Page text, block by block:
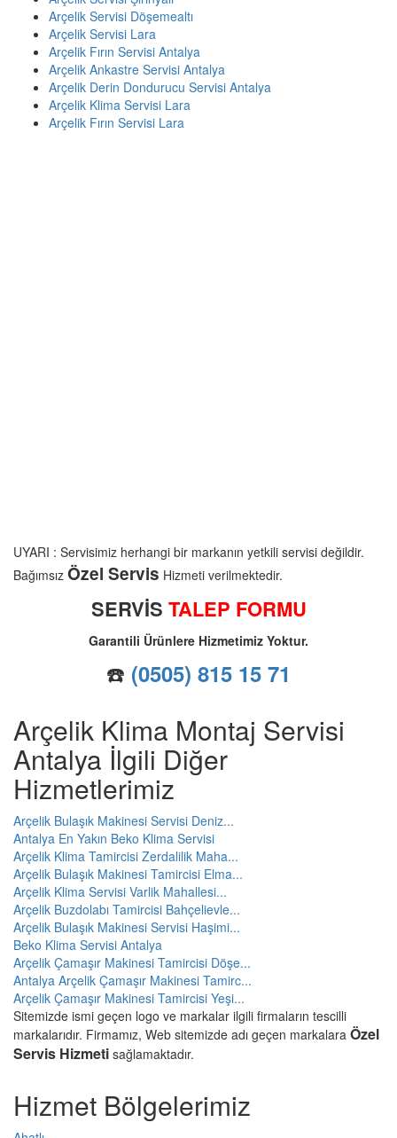
Arçelik Servisi Döşemealtı
Arçelik Servisi Lara
Arçelik Fırın Servisi Antalya
Arçelik Ankastre Servisi Antalya
Arçelik Derin Dondurucu Servisi Antalya
Arçelik Klima Servisi Lara
Arçelik Fırın Servisi Lara
UYARI : Servisimiz herhangi bir markanın yetkili servisi değildir.
Bağımsız Özel Servis Hizmeti verilmektedir.
SERVİS TALEP FORMU
Garantili Ürünlere Hizmetimiz Yoktur.
☎️ (0505) 815 15 71
Arçelik Klima Montaj Servisi
Antalya İlgili Diğer
Hizmetlerimiz
Arçelik Bulaşık Makinesi Servisi Deniz...
Antalya En Yakın Beko Klima Servisi
Arçelik Klima Tamircisi Zerdalilik Maha...
Arçelik Bulaşık Makinesi Tamircisi Elma...
Arçelik Klima Servisi Varlik Mahallesi...
Arçelik Buzdolabı Tamircisi Bahçelievle...
Arçelik Bulaşık Makinesi Servisi Haşimi...
Beko Klima Servisi Antalya
Arçelik Çamaşır Makinesi Tamircisi Döşe...
Antalya Arçelik Çamaşır Makinesi Tamirc...
Arçelik Çamaşır Makinesi Tamircisi Yeşi...
Sitemizde ismi geçen logo ve markalar ilgili firmaların tescilli
markalarıdır. Firmamız, Web sitemizde adı geçen markalara Özel
Servis Hizmeti sağlamaktadır.
Hizmet Bölgelerimiz